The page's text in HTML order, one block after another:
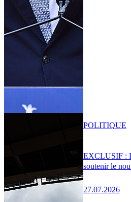
EXCLUSIF :
soutenir le
27.07.2026
POLITIQUE